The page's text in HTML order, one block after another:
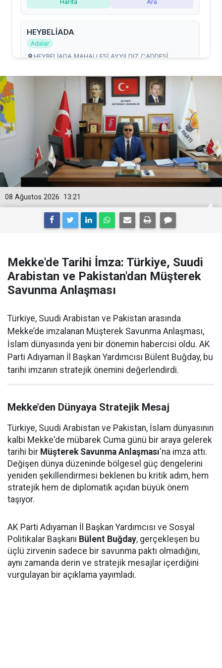
13:21
08 Ağustos 2026
Mekke'de Tarihi İmza: Türkiye, Suudi
Arabistan ve Pakistan'dan Müşterek
Savunma Anlaşması
Türkiye, Suudi Arabistan ve Pakistan arasında
Mekke’de imzalanan Müşterek Savunma Anlaşması,
İslam dünyasında yeni bir dönemin habercisi oldu. AK
Parti Adıyaman İl Başkan Yardımcısı Bülent Buğday, bu
tarihi imzanın stratejik önemini değerlendirdi.
Mekke’den Dünyaya Stratejik Mesaj
Türkiye, Suudi Arabistan ve Pakistan, İslam dünyasının
kalbi Mekke'de mübarek Cuma günü bir araya gelerek
tarihi bir Müşterek Savunma Anlaşması'na imza attı.
Değişen dünya düzeninde bölgesel güç dengelerini
yeniden şekillendirmesi beklenen bu kritik adım, hem
stratejik hem de diplomatik açıdan büyük önem
taşıyor.
AK Parti Adıyaman İl Başkan Yardımcısı ve Sosyal
Politikalar Başkanı Bülent Buğday, gerçekleşen bu
üçlü zirvenin sadece bir savunma paktı olmadığını,
aynı zamanda derin ve stratejik mesajlar içerdiğini
vurgulayan bir açıklama yayımladı.